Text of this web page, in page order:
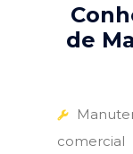
de
comercial